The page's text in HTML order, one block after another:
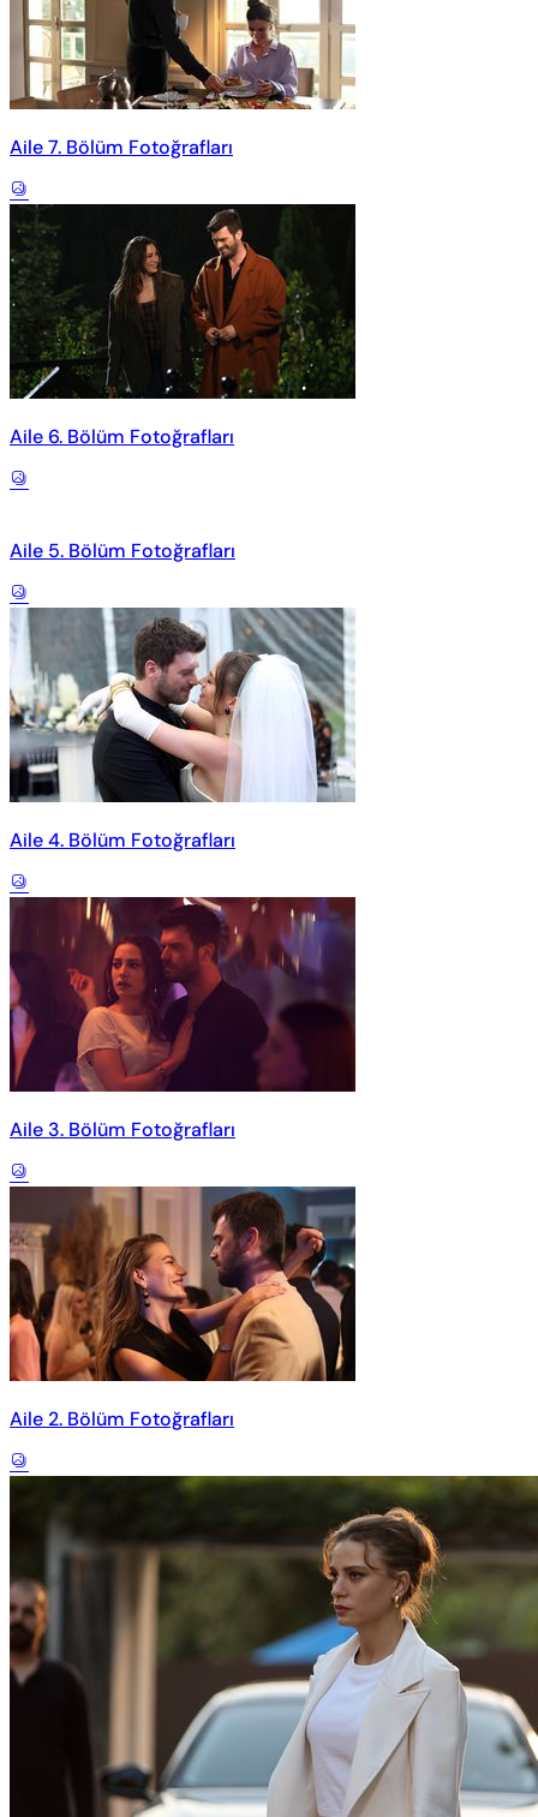
Aile 7. Bölüm Fotoğrafları
Aile 6. Bölüm Fotoğrafları
Aile 5. Bölüm Fotoğrafları
Aile 4. Bölüm Fotoğrafları
Aile 3. Bölüm Fotoğrafları
Aile 2. Bölüm Fotoğrafları